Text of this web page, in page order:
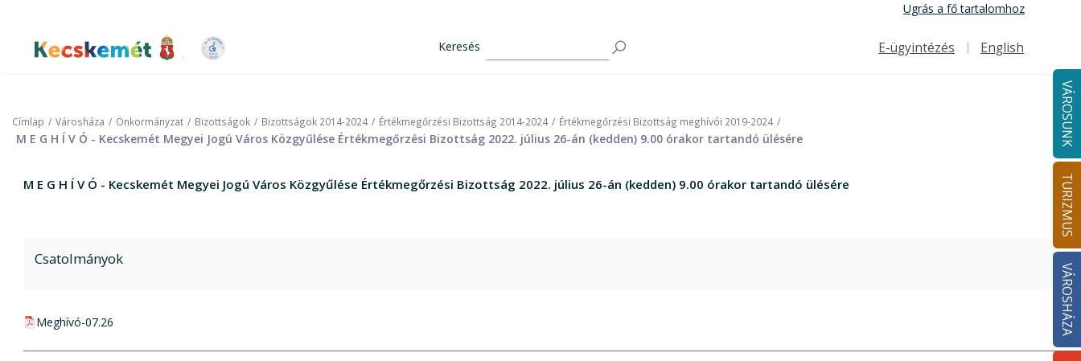
tartalomra
Ugrás a fő tartalomhoz
Kecskemét Város Honlapja
Keresés
Felső navigáció
E-ügyintézés English
VÁROSUNK
TURIZMUS
VÁROSHÁZA
Címlap Városháza Önkormányzat Bizottságok Bizottságok 2014-2024 Értékmegőrzési Bizottság 2014-2024 Értékmegőrzési Bizottság meghívói 2019-2024
M E G H Í V Ó - Kecskemét Megyei Jogú Város Közgyűlése Értékmegőrzési Bizottság 2022. július 26-án (kedden) 9.00 órakor tartandó ülésére
M E G H Í V Ó - Kecskemét Megyei Jogú Város Közgyűlése Értékmegőrzési Bizottság 2022. július 26-án (kedden) 9.00 órakor tartandó ülésére
Csatolmányok
pdf csatolmány:
Meghívó-07.26